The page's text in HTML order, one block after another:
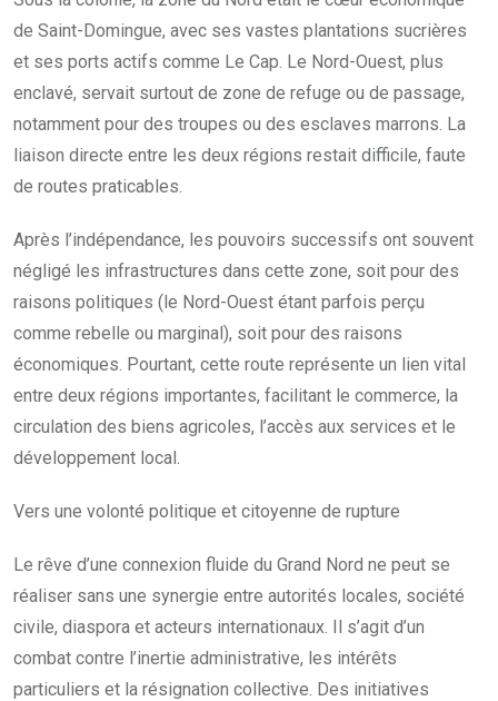
de Saint-Domingue, avec ses vastes plantations sucrières
et ses ports actifs comme Le Cap. Le Nord-Ouest, plus
enclavé, servait surtout de zone de refuge ou de passage,
notamment pour des troupes ou des esclaves marrons. La
liaison directe entre les deux régions restait difficile, faute
de routes praticables.
Après l’indépendance, les pouvoirs successifs ont souvent
négligé les infrastructures dans cette zone, soit pour des
raisons politiques (le Nord-Ouest étant parfois perçu
comme rebelle ou marginal), soit pour des raisons
économiques. Pourtant, cette route représente un lien vital
entre deux régions importantes, facilitant le commerce, la
circulation des biens agricoles, l’accès aux services et le
développement local.
Vers une volonté politique et citoyenne de rupture
Le rêve d’une connexion fluide du Grand Nord ne peut se
réaliser sans une synergie entre autorités locales, société
civile, diaspora et acteurs internationaux. Il s’agit d’un
combat contre l’inertie administrative, les intérêts
particuliers et la résignation collective. Des initiatives